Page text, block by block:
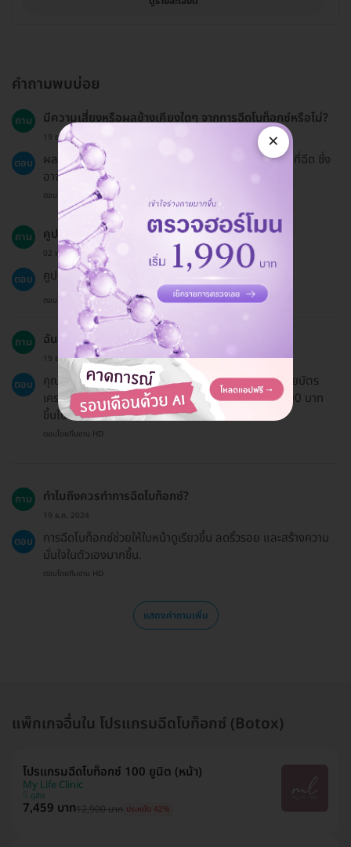
คำถามพบบ่อย
ถาม มีความเสี่ยงหรือผลข้างเคียงใดๆ จากการฉีดโบท็อกซ์หรือไม่?
19 ธ.ค. 2024
ตอบ
ผลข้างเคียงที่พบบ่อยคืออาการบวม แดง หรือช้ำบริเวณที่ฉีด ซึ่ง
อาจเกิดขึ้นได้ในช่วง 1-2 วันแรก.
ตอบโดยทีมงาน HD
ถาม คูปองมีอายุใช้งานนานเท่าไหร่?
02 พ.ย. 2024
ตอบ คูปองสำหรับบริการมีอายุ 60 วันนับจากวันที่ซื้อ.
ตอบโดยทีมงาน HD
ถาม ฉันสามารถชำระเงินด้วยวิธีใดบ้าง?
19 ธ.ค. 2024
ตอบ
คุณสามารถชำระเงินได้ทั้งการโอนเงินและบัตรเครดิต โดยบัตร
เครดิตสามารถผ่อนชำระ 0% ได้สำหรับยอดตั้งแต่ 3,000 บาท
ขึ้นไป.
ตอบโดยทีมงาน HD
ถาม ทำไมถึงควรทำการฉีดโบท็อกซ์?
19 ธ.ค. 2024
ตอบ
การฉีดโบท็อกซ์ช่วยให้ใบหน้าดูเรียวขึ้น ลดริ้วรอย และสร้างความ
มั่นใจในตัวเองมากขึ้น.
ตอบโดยทีมงาน HD
แสดงคำถามเพิ่ม
แพ็กเกจอื่นใน โปรแกรมฉีดโบท็อกซ์ (Botox)
โปรแกรมฉีดโบท็อกซ์ 100 ยูนิต (หน้า)
My Life Clinic
ดุสิต
7,459 บาท12,900 บาท ประหยัด 42%
×